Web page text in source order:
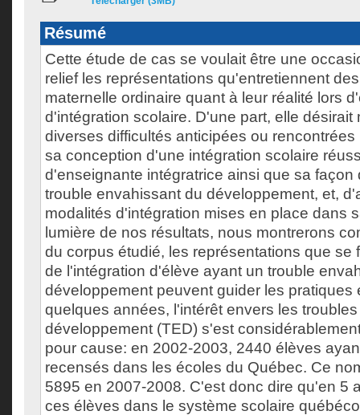
Résumé
Cette étude de cas se voulait être une
relief les représentations qu'entretiennent
maternelle ordinaire quant à leur réalité lors
d'intégration scolaire. D'une part, elle désirait
diverses difficultés anticipées ou
sa conception d'une intégration scolaire
d'enseignante intégratrice ainsi que sa façon
trouble envahissant du développement, et,
modalités d'intégration mises en place dans
lumière de nos résultats, nous montrerons
du corpus étudié, les représentations que se
de l'intégration d'élève ayant un trouble
développement peuvent guider les pratiques
quelques années, l'intérêt envers les
développement (TED) s'est
pour cause: en 2002-2003, 2440 élèves
recensés dans les écoles du Québec. Ce
5895 en 2007-2008. C'est donc dire qu'en 5
ces élèves dans le système scolaire